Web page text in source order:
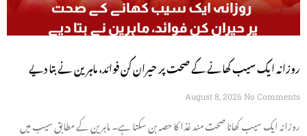
روزانہ ایک سیب کھانے کے صحت پر حیران کن فوائد، ماہرین نے بتا دیے
August 8, 2026 No Comments
روزانہ ایک سیب کھانا صحت مند غذا کا حصہ بن سکتا ہے۔ ماہرین کے مطابق سیب میں